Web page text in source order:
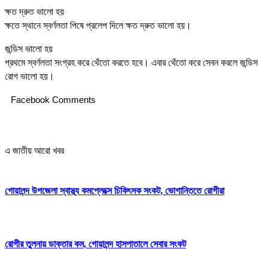
ক্ষত দ্রুত ভালো হয়
ক্ষতে স্থানে স্বর্ণলতা পিষে প্রলেপ দিলে ক্ষত দ্রুত ভালো হয়।
জন্ডিস ভালো হয়
প্রথমে স্বর্ণলতা সংগ্রহ করে থেঁতো করতে হবে। এবার থেঁতো করে সেবন করলে জন্ডিস
রোগ ভালো হয়।
Facebook Comments
এ জাতীয় আরো খবর
গোয়ালন্দ উপজেলা স্বাস্থ্য কমপ্লেক্সে চিকিৎসক সংকট, ভোগান্তিতে রোগীরা
রোগীর তুলনায় ডাক্তার কম, গোয়ালন্দ হাসপাতালে সেবার সংকট